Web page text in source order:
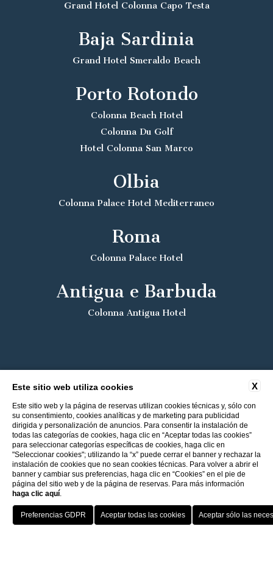
Regreso a los Hoteles ITI
Porto Cervo - Colonna Resort
S. Teresa di Gallura - Grand Hotel Colonna Capo Testa
Mejor tarifa
HOTEL OFFERTE VANTAGGI PRENOTA
Grand Hotel Colonna Capo Testa
Baja Sardinia
Grand Hotel Smeraldo Beach
Porto Rotondo
Colonna Beach Hotel
Colonna Du Golf
Hotel Colonna San Marco
Olbia
Colonna Palace Hotel Mediterraneo
Roma
Colonna Palace Hotel
Antigua e Barbuda
Colonna Antigua Hotel
X
Este sitio web utiliza cookies
Este sitio web y la página de reservas utilizan cookies técnicas y, sólo con
su consentimiento, cookies analíticas y de marketing para publicidad
dirigida y personalización de anuncios. Para consentir la instalación de
todas las categorías de cookies, haga clic en “Aceptar todas las cookies”
para seleccionar categorías específicas de cookies, haga clic en
"Seleccionar cookies"; utilizando la “x” puede cerrar el banner y rechazar la
instalación de cookies que no sean cookies técnicas. Para volver a abrir el
banner y cambiar sus preferencias, haga clic en “Cookies” en el pie de
página del sitio web y de la página de reservas. Para más información
haga clic aquí.